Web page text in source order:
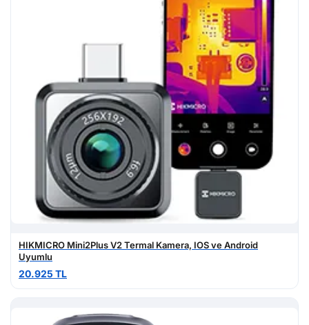
HIKMICRO Mini2Plus V2 Termal Kamera, IOS ve Android
Uyumlu
20.925 TL